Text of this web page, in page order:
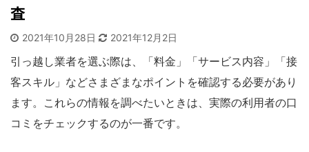
査
2021年10月28日 2021年12月2日
引っ越し業者を選ぶ際は、「料金」「サービス内容」「接
客スキル」などさまざまなポイントを確認する必要があり
ます。これらの情報を調べたいときは、実際の利用者の口
コミをチェックするのが一番です。